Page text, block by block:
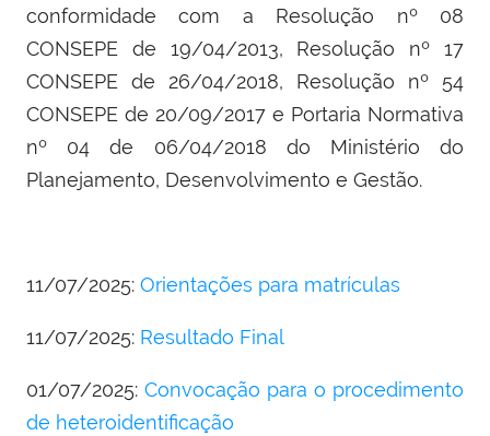
conformidade com a Resolução nº 08
CONSEPE de 19/04/2013, Resolução nº 17
CONSEPE de 26/04/2018, Resolução nº 54
CONSEPE de 20/09/2017 e Portaria Normativa
nº 04 de 06/04/2018 do Ministério do
Planejamento, Desenvolvimento e Gestão.
11/07/2025: Orientações para matrículas
11/07/2025: Resultado Final
01/07/2025: Convocação para o procedimento
de heteroidentificação